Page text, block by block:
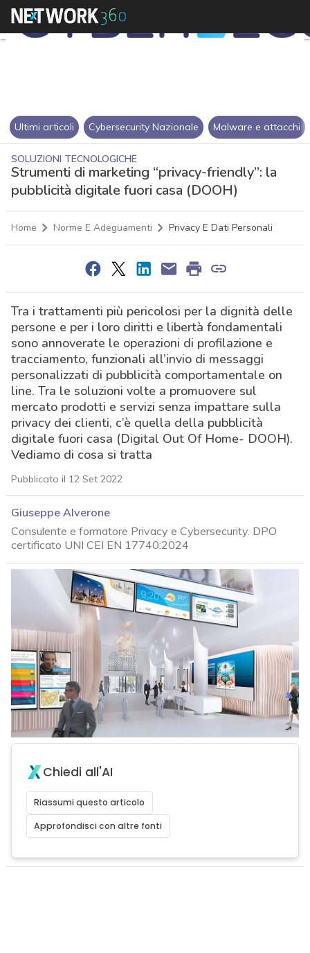
Ultimi articoli Cybersecurity Nazionale Malware e attacchi
SOLUZIONI TECNOLOGICHE
Strumenti di marketing “privacy-friendly”: la
pubblicità digitale fuori casa (DOOH)
Home Norme E Adeguamenti Privacy E Dati Personali
Tra i trattamenti più pericolosi per la dignità delle
persone e per i loro diritti e libertà fondamentali
sono annoverate le operazioni di profilazione e
tracciamento, funzionali all’invio di messaggi
personalizzati di pubblicità comportamentale on
line. Tra le soluzioni volte a promuovere sul
mercato prodotti e servizi senza impattare sulla
privacy dei clienti, c’è quella della pubblicità
digitale fuori casa (Digital Out Of Home- DOOH).
Vediamo di cosa si tratta
Pubblicato il 12 Set 2022
Giuseppe Alverone
Consulente e formatore Privacy e Cybersecurity. DPO
certificato UNI CEI EN 17740:2024
Chiedi all'AI
Riassumi questo articolo
Approfondisci con altre fonti